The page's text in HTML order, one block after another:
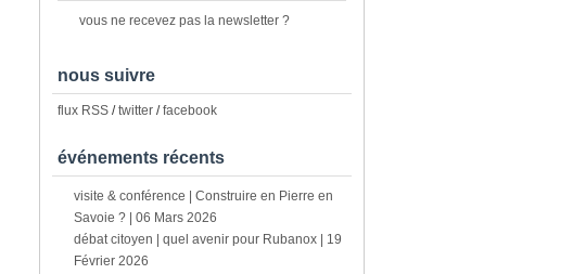
vous ne recevez pas la newsletter ?
nous suivre
flux RSS /twitter /facebook
événements récents
visite & conférence | Construire en Pierre en
Savoie ? | 06 Mars 2026
débat citoyen | quel avenir pour Rubanox | 19
Février 2026